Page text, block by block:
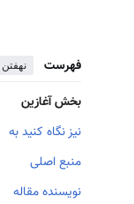
فهرست نهفتن
بخش آغازین
نیز نگاه کنید به
منبع اصلی
نویسنده مقاله